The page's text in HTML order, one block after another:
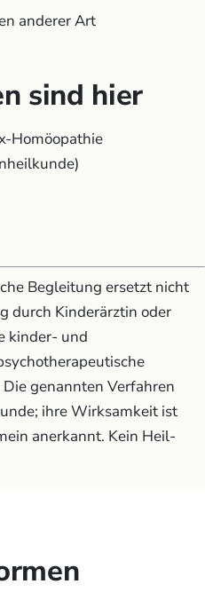
anderer Art
sind hier
Homöopathie
Begleitung ersetzt nicht
durch Kinderärztin oder
kinder- und
genannten Verfahren
ihre Wirksamkeit ist
anerkannt. Kein Heil-